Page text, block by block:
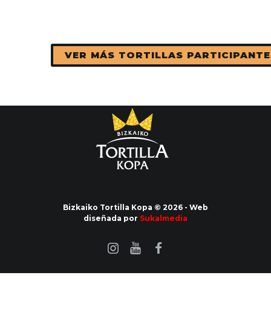
VER MÁS TORTILLAS
Bizkaiko Tortilla Kopa © 2026 - Web
diseñada por Sukalmedia